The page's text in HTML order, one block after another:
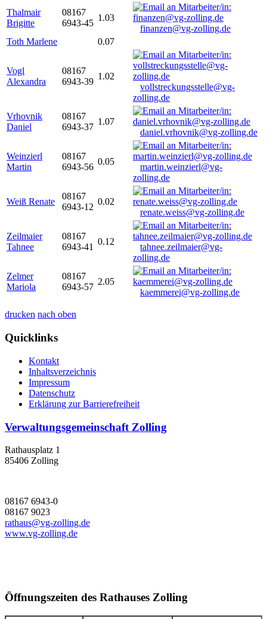
Thalmair
Brigitte
08167
6943-45
1.03
finanzen@vg-zolling.de
Toth Marlene
0.07
Vogl
Alexandra
08167
6943-39
1.02
vollstreckungsstelle@vg-
zolling.de
Vrhovnik
Daniel
08167
6943-37
1.07
daniel.vrhovnik@vg-zolling.de
Weinzierl
Martin
08167
6943-56
0.05
martin.weinzierl@vg-
zolling.de
Weiß Renate
08167
6943-12
0.02
renate.weiss@vg-zolling.de
Zeilmaier
Tahnee
08167
6943-41
0.12
tahnee.zeilmaier@vg-
zolling.de
Zelmer
Mariola
08167
6943-57
2.05
kaemmerei@vg-zolling.de
drucken nach oben
Quicklinks
Kontakt
Inhaltsverzeichnis
Impressum
Datenschutz
Erklärung zur Barrierefreiheit
Verwaltungsgemeinschaft Zolling
Rathausplatz 1
85406 Zolling
08167 6943-0
08167 9023
rathaus@vg-zolling.de
www.vg-zolling.de
Öffnungszeiten des Rathauses Zolling